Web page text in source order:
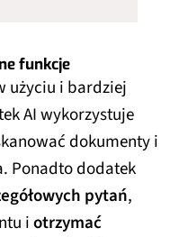
funkcje
użyciu i bardziej
AI wykorzystuje
dokumenty i
Ponadto dodatek
pytań,
iotrzymać